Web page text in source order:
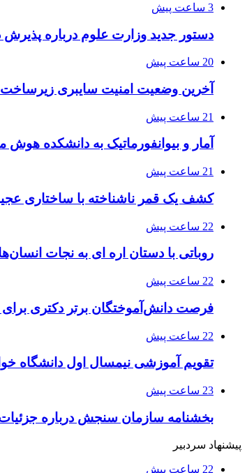
3 ساعت پیش
دستور جدید وزارت علوم درباره پذیرش
20 ساعت پیش
آخرین وضعیت امنیت سایبری
21 ساعت پیش
آمار و بیوانفورماتیک به دانشکده
21 ساعت پیش
کشف یک قمر ناشناخته با ساختاری
22 ساعت پیش
روباتی با دستان اره ای به نجات
22 ساعت پیش
فرصت دانش‌آموختگان برتر دکتری‌ برای
22 ساعت پیش
تقویم آموزشی نیمسال اول دانشگاه
23 ساعت پیش
بخشنامه سازمان سنجش درباره
پیشنهاد سردبیر
22 ساعت پیش